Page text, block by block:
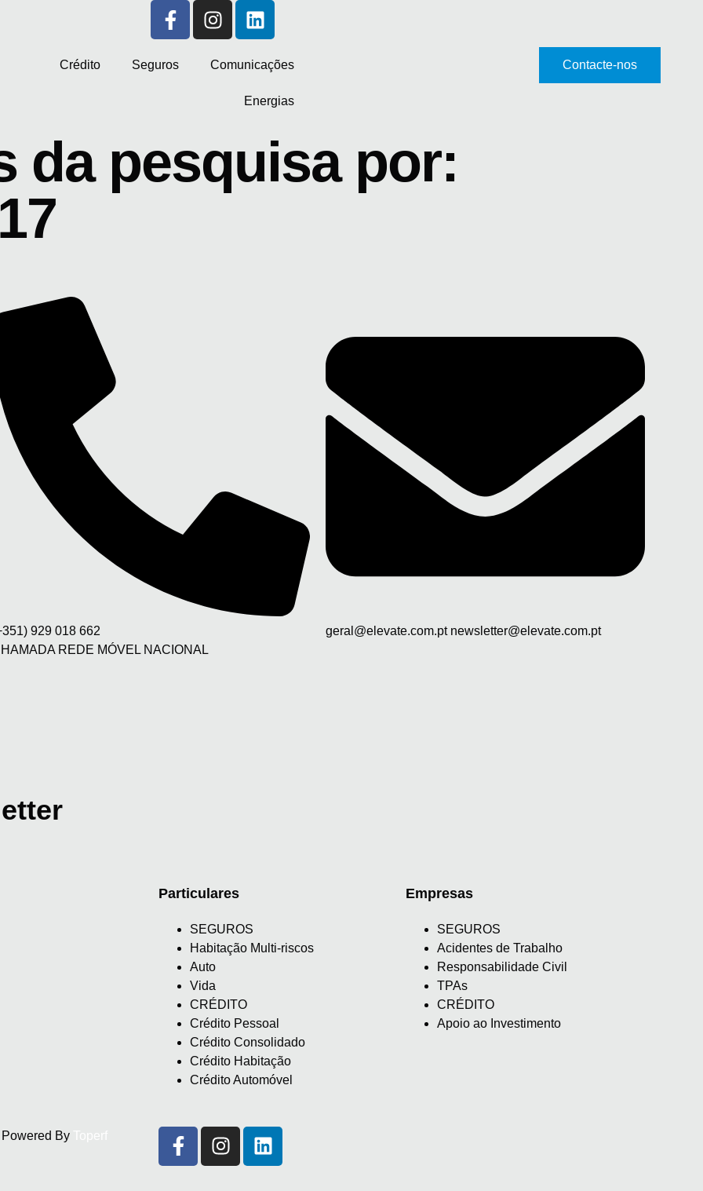
Crédito Seguros Comunicações
Energias
Contacte-nos
da pesquisa por:
929 018 662
REDE MÓVEL NACIONAL
geral@elevate.com.pt newsletter@elevate.com.pt
Particulares
SEGUROS
Habitação Multi-riscos
Auto
Vida
CRÉDITO
Crédito Pessoal
Crédito Consolidado
Crédito Habitação
Crédito Automóvel
Empresas
SEGUROS
Acidentes de Trabalho
Responsabilidade Civil
TPAs
CRÉDITO
Apoio ao Investimento
By